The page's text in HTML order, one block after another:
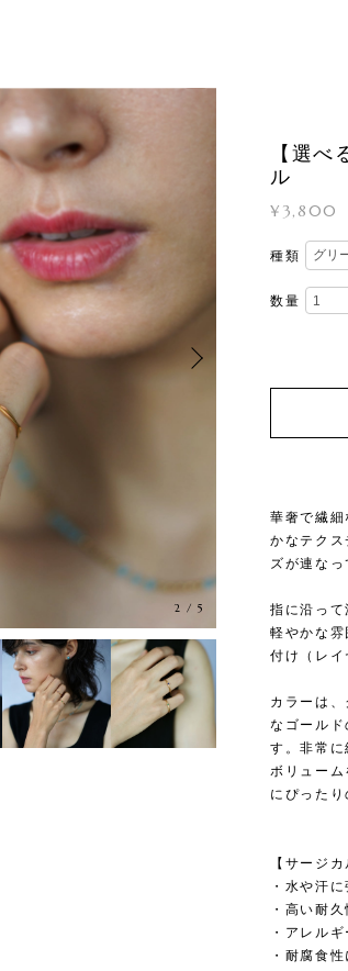
3 /5
【選
ル
¥3,800
種類
数量
華奢で繊
かなテク
ズが連なっ
指に沿っ
軽やかな
付け（レイ
カラーは
なゴール
す。非常
ボリュー
にぴった
【サージ
・水や汗
・高い耐
・アレル
・耐腐食